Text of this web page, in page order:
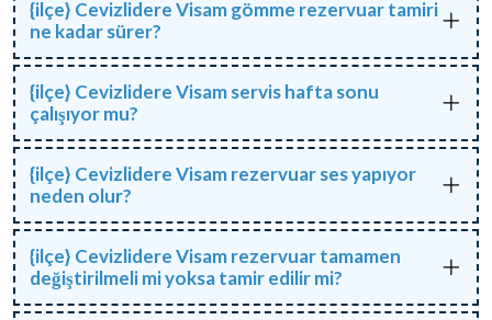
{ilçe} Cevizlidere Visam gömme rezervuar tamiri
ne kadar sürer?
{ilçe} Cevizlidere Visam servis hafta sonu
çalışıyor mu?
{ilçe} Cevizlidere Visam rezervuar ses yapıyor
neden olur?
{ilçe} Cevizlidere Visam rezervuar tamamen
değiştirilmeli mi yoksa tamir edilir mi?